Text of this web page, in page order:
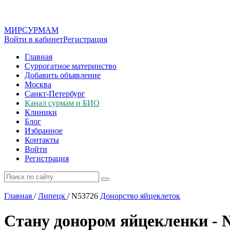
МИРСУРМАМ
Войти в кабинетРегистрация
Главная
Суррогатное материнство
Добавить объявление
Москва
Санкт-Петербург
Канал сурмам и БИО
Клиники
Блог
Избранное
Контакты
Войти
Регистрация
Главная / Липецк /N53726 Донорство яйцеклеток
Стану донором яйцекленки -